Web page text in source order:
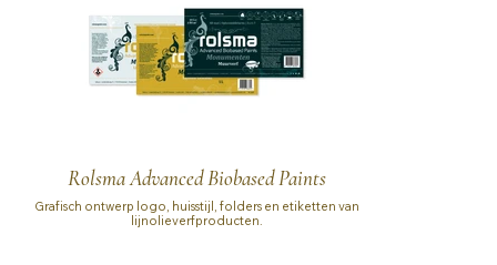
Rolsma Advanced Biobased Paints
Grafisch ontwerp logo, huisstijl, folders en etiketten van
lijnolieverfproducten.